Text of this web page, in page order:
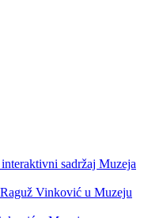
sadržaj Muzeja
Vinković u Muzeju